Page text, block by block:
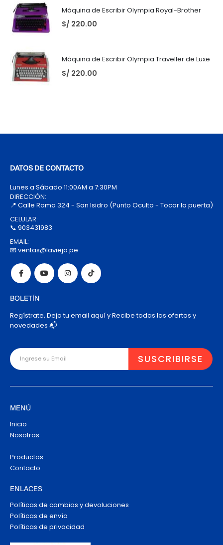
Máquina de Escribir Olympia Royal-Brother
S/ 220.00
Máquina de Escribir Olympia Traveller de Luxe
S/ 220.00
DATOS DE CONTACTO
Lunes a Sábado 11:00AM a 7:30PM
DIRECCIÓN:
📍 Calle Roma 324 - San Isidro (Punto Oculto - Tocar la puerta)
CELULAR:
📞 903431983
EMAIL:
📧 ventas@lavieja.pe
BOLETÍN
Regístrate, Deja tu email aquí y Recibe todas las ofertas y
novedades 📬
MENÚ
Inicio
Nosotros
Productos
Contacto
ENLACES
Políticas de cambios y devoluciones
Políticas de envío
Políticas de privacidad